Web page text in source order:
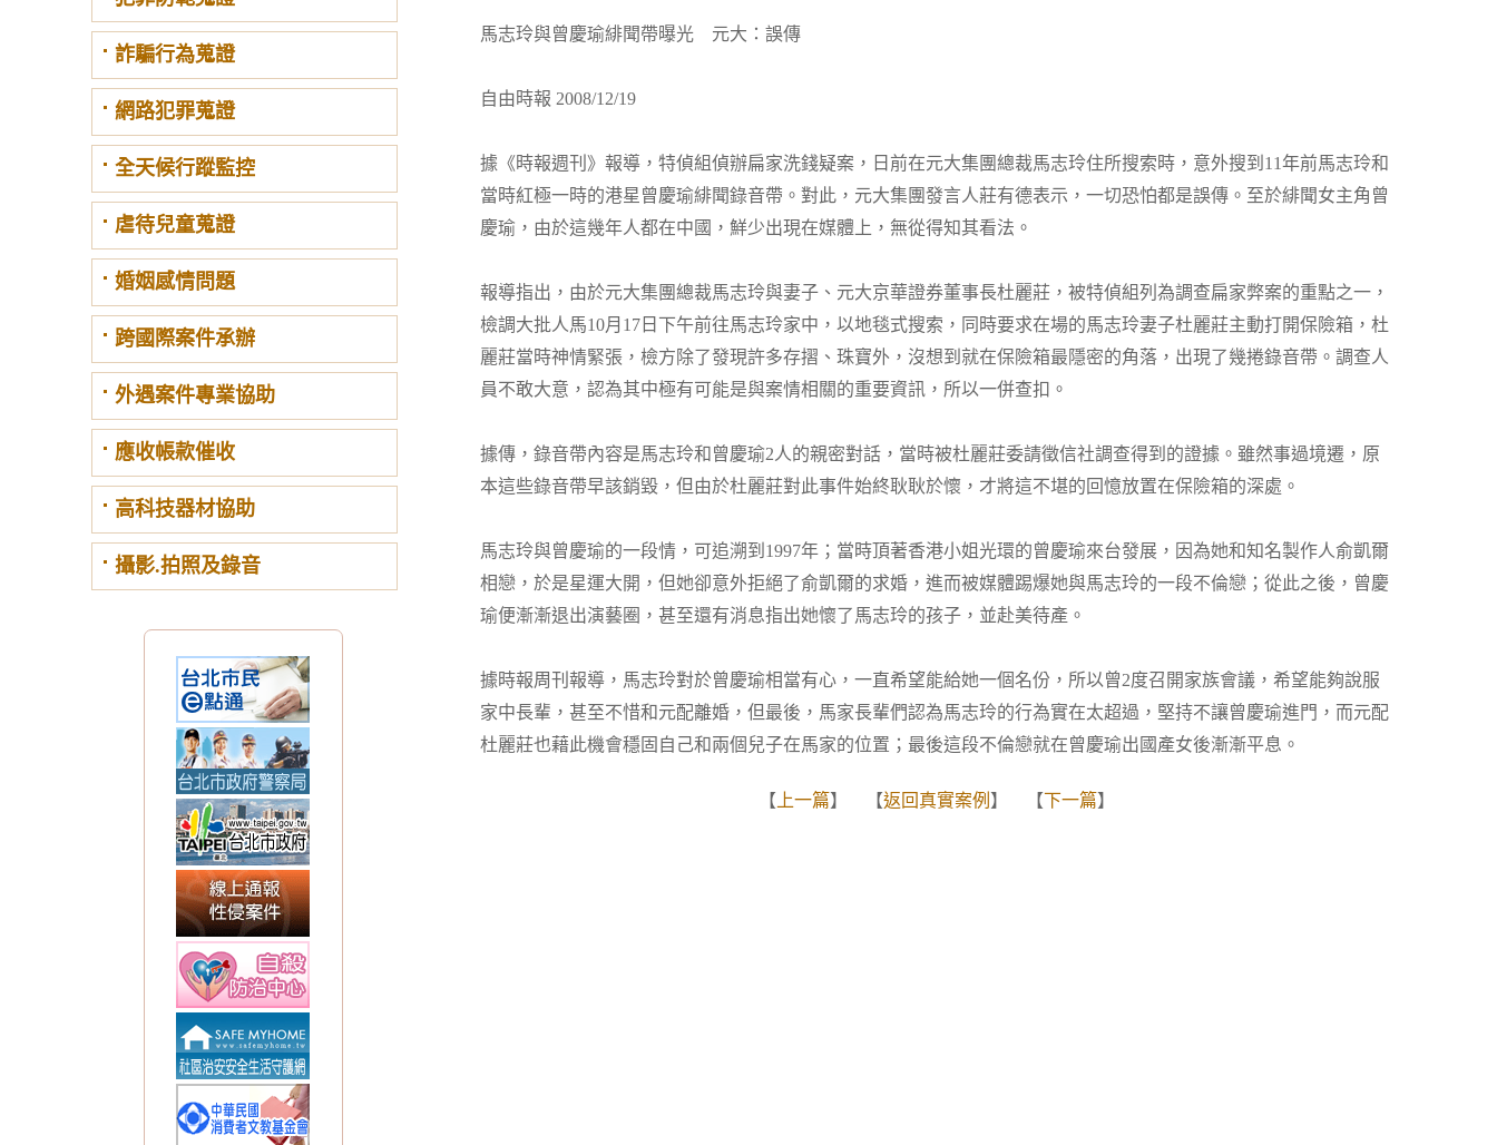
詐騙行為蒐證
網路犯罪蒐證
全天候行蹤監控
虐待兒童蒐證
婚姻感情問題
跨國際案件承辦
外遇案件專業協助
應收帳款催收
高科技器材協助
攝影.拍照及錄音
馬志玲與曾慶瑜緋聞帶曝光 元大：誤傳
自由時報 2008/12/19
據《時報週刊》報導，特偵組偵辦扁家洗錢疑案，日前在元大集團總裁馬志玲住所搜索時，意外搜到11年前馬志玲和
當時紅極一時的港星曾慶瑜緋聞錄音帶。對此，元大集團發言人莊有德表示，一切恐怕都是誤傳。至於緋聞女主角曾
慶瑜，由於這幾年人都在中國，鮮少出現在媒體上，無從得知其看法。
報導指出，由於元大集團總裁馬志玲與妻子、元大京華證券董事長杜麗莊，被特偵組列為調查扁家弊案的重點之一，
檢調大批人馬10月17日下午前往馬志玲家中，以地毯式搜索，同時要求在場的馬志玲妻子杜麗莊主動打開保險箱，杜
麗莊當時神情緊張，檢方除了發現許多存摺、珠寶外，沒想到就在保險箱最隱密的角落，出現了幾捲錄音帶。調查人
員不敢大意，認為其中極有可能是與案情相關的重要資訊，所以一併查扣。
據傳，錄音帶內容是馬志玲和曾慶瑜2人的親密對話，當時被杜麗莊委請徵信社調查得到的證據。雖然事過境遷，原
本這些錄音帶早該銷毀，但由於杜麗莊對此事件始終耿耿於懷，才將這不堪的回憶放置在保險箱的深處。
馬志玲與曾慶瑜的一段情，可追溯到1997年；當時頂著香港小姐光環的曾慶瑜來台發展，因為她和知名製作人俞凱爾
相戀，於是星運大開，但她卻意外拒絕了俞凱爾的求婚，進而被媒體踢爆她與馬志玲的一段不倫戀；從此之後，曾慶
瑜便漸漸退出演藝圈，甚至還有消息指出她懷了馬志玲的孩子，並赴美待產。
據時報周刊報導，馬志玲對於曾慶瑜相當有心，一直希望能給她一個名份，所以曾2度召開家族會議，希望能夠說服
家中長輩，甚至不惜和元配離婚，但最後，馬家長輩們認為馬志玲的行為實在太超過，堅持不讓曾慶瑜進門，而元配
杜麗莊也藉此機會穩固自己和兩個兒子在馬家的位置；最後這段不倫戀就在曾慶瑜出國產女後漸漸平息。
【 上一篇】 【返回真實案例 】 【下一篇】